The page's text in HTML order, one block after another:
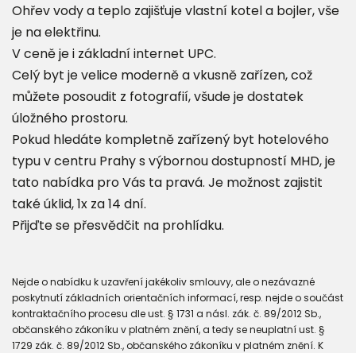
Ohřev vody a teplo zajišťuje vlastní kotel a bojler, vše
je na elektřinu.
V ceně je i základní internet UPC.
Celý byt je velice moderně a vkusně zařízen, což
můžete posoudit z fotografií, všude je dostatek
úložného prostoru.
Pokud hledáte kompletně zařízený byt hotelového
typu v centru Prahy s výbornou dostupností MHD, je
tato nabídka pro Vás ta pravá. Je možnost zajistit
také úklid, 1x za 14 dní.
Přijďte se přesvědčit na prohlídku.
Nejde o nabídku k uzavření jakékoliv smlouvy, ale o nezávazné
poskytnutí základních orientačních informací, resp. nejde o součást
kontraktačního procesu dle ust. § 1731 a násl. zák. č. 89/2012 Sb.,
občanského zákoníku v platném znění, a tedy se neuplatní ust. §
1729 zák. č. 89/2012 Sb., občanského zákoníku v platném znění. K